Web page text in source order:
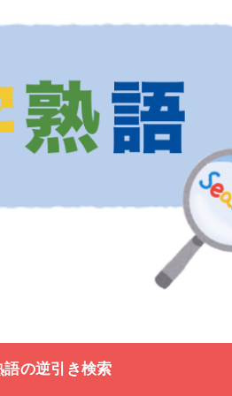
語の逆引き検索